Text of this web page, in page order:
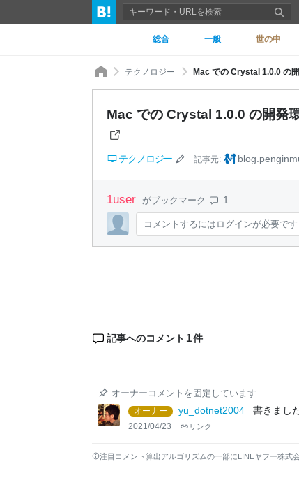
総合 一般 世の中
テクノロジー Mac での Crystal 1.0.0 の
Mac での Crystal 1.0.0 の開発
テクノロジー 記事元:
1user がブックマーク 1
コメントするにはログインが必要です
記事へのコメント 1件
オーナーコメントを固定しています
オーナー yu_dotnet2004 書きまし
2021/04/23 リンク
注目コメント算出アルゴリズムの一部にLINEヤフー株式